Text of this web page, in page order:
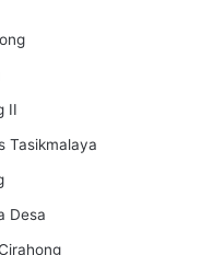
II
Tasikmalaya
Desa